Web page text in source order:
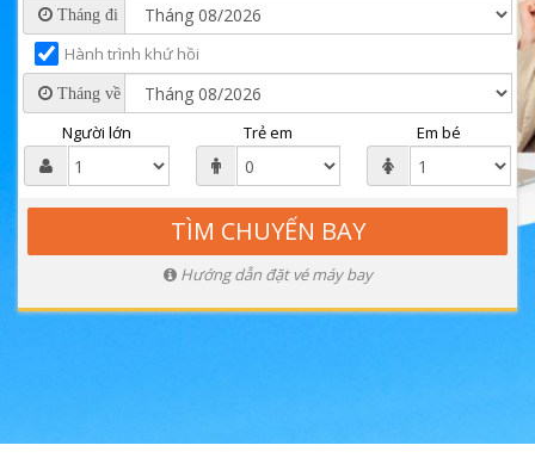
Tháng đi
Hành trình khứ hồi
Tháng về
Người lớn Trẻ em Em bé
Hướng dẫn đặt vé máy bay